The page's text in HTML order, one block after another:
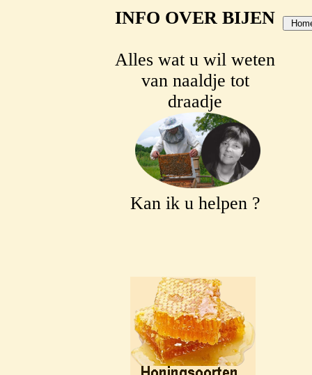
INFO OVER BIJEN
Alles wat u wil weten
van naaldje tot
draadje
Kan ik u helpen ?